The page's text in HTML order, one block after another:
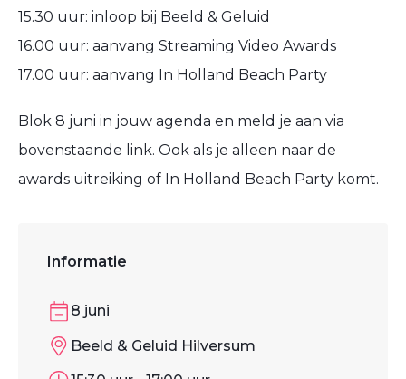
15.30 uur: inloop bij Beeld & Geluid
16.00 uur: aanvang Streaming Video Awards
17.00 uur: aanvang In Holland Beach Party
Blok 8 juni in jouw agenda en meld je aan via
bovenstaande link. Ook als je alleen naar de
awards uitreiking of In Holland Beach Party komt.
Informatie
8 juni
Beeld & Geluid Hilversum